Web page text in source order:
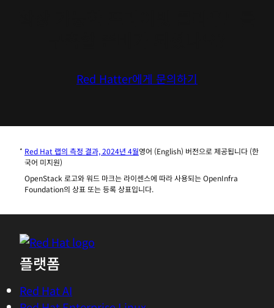
Red Hatter에게 문의하기
Red Hat 랩의 측정 결과, 2024년 4월영어 (English) 버전으로 제공됩니다 (한
국어 미지원)
OpenStack 로고와 워드 마크는 라이센스에 따라 사용되는 OpenInfra
Foundation의 상표 또는 등록 상표입니다.
플랫폼
Red Hat AI